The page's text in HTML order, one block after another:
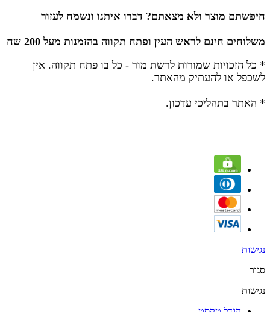
חיפשתם מוצר ולא מצאתם? דברו איתנו ונשמח לעזור
משלוחים חינם לראש העין ופתח תקווה בהזמנות מעל 200 שח
* כל הזכויות שמורות לרשת מור - כל בו פתח תקווה. אין
לשכפל או להעתיק מהאתר.
* האתר בתהליכי עדכון.
נגישות
סגור
נגישות